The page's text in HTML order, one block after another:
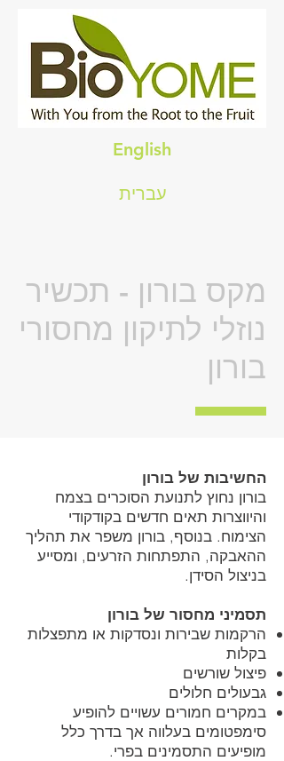
English
עברית
מקס בורון - תכשיר
נוזלי לתיקון מחסורי
בורון
החשיבות של בורון
בורון נחוץ לתנועת הסוכרים בצמח
והיווצרות תאים חדשים בקודקודי
הצימוח. בנוסף, בורון משפר את תהליך
ההאבקה, התפתחות הזרעים, ומסייע
בניצול הסידן.
תסמיני מחסור של בורון
הרקמות שבירות ונסדקות או מתפצלות
בקלות
פיצול שורשים
גבעולים חלולים
במקרים חמורים עשויים להופיע
סימפטומים בעלווה אך בדרך כלל
מופיעים התסמינים בפרי.